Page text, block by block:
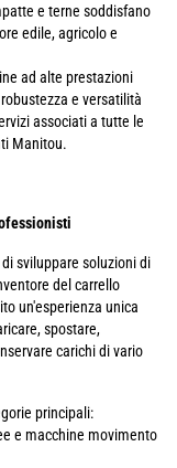
e terne soddisfano
edile, agricolo e
ad alte prestazioni
e versatilità
associati a tutte le
Manitou.
sviluppare soluzioni di
del carrello
un'esperienza unica
spostare,
carichi di vario
principali:
e macchine movimento